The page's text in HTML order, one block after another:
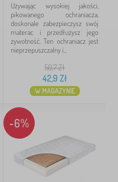
Używając wysokiej jakości,
pikowanego ochraniacza,
doskonale zabezpieczysz swój
materac i przedłużysz jego
żywotność. Ten ochraniacz jest
nieprzepuszczalny i...
50,7Zł
42,9 Zł
W MAGAZYNIE
-6%